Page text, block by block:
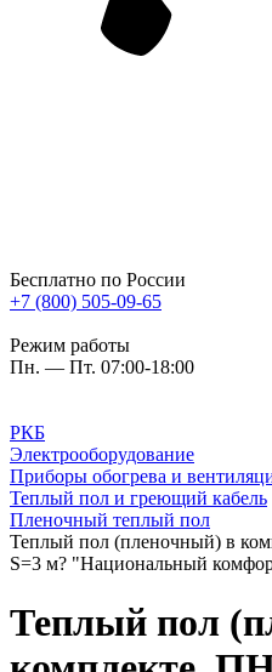
Бесплатно по России
+7 (800) 505-09-65
Режим работы
Пн. — Пт. 07:00-18:00
РКБ
Электрооборудование
Приборы обогрева и
Теплый пол и греющий кабель
Пленочный теплый пол
Теплый пол (пленочный) в
S=3 м? "Национальный
Теплый пол